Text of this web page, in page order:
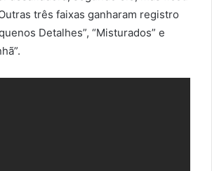
três faixas ganharam registro
Detalhes”, “Misturados” e